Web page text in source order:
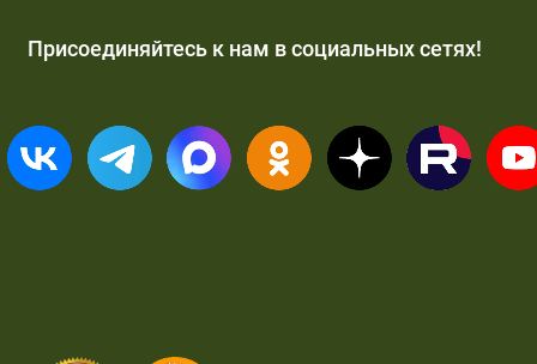
Присоединяйтесь к нам в социальных сетях!